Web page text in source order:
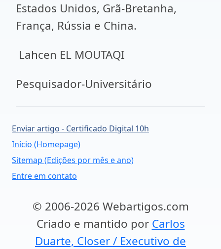
Estados Unidos, Grã-Bretanha,
França, Rússia e China.
Lahcen EL MOUTAQI
Pesquisador-Universitário
Enviar artigo - Certificado Digital 10h
Início (Homepage)
Sitemap (Edições por mês e ano)
Entre em contato
© 2006-2026 Webartigos.com
Criado e mantido por Carlos
Duarte, Closer / Executivo de